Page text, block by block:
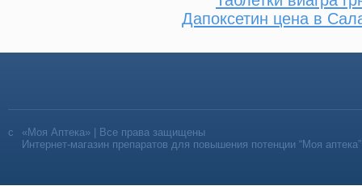
Дапоксетин цена в
«Моя Аптека» | Все права защищены
Интернет-магазин препаратов для повышения потенции “Моя